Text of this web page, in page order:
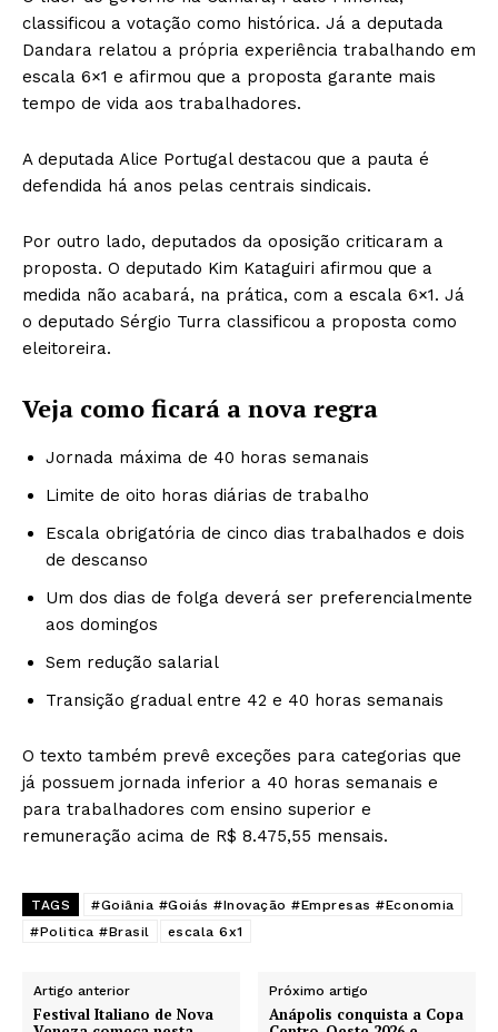
classificou a votação como histórica. Já a deputada
Dandara relatou a própria experiência trabalhando em
escala 6×1 e afirmou que a proposta garante mais
tempo de vida aos trabalhadores.
A deputada Alice Portugal destacou que a pauta é
defendida há anos pelas centrais sindicais.
Por outro lado, deputados da oposição criticaram a
proposta. O deputado Kim Kataguiri afirmou que a
medida não acabará, na prática, com a escala 6×1. Já
o deputado Sérgio Turra classificou a proposta como
eleitoreira.
Veja como ficará a nova regra
Jornada máxima de 40 horas semanais
Limite de oito horas diárias de trabalho
Escala obrigatória de cinco dias trabalhados e dois
de descanso
Um dos dias de folga deverá ser preferencialmente
aos domingos
Sem redução salarial
Transição gradual entre 42 e 40 horas semanais
O texto também prevê exceções para categorias que
já possuem jornada inferior a 40 horas semanais e
para trabalhadores com ensino superior e
remuneração acima de R$ 8.475,55 mensais.
TAGS
#Goiânia #Goiás #Inovação #Empresas #Economia
#Politica #Brasil
escala 6x1
Artigo anterior
Festival Italiano de Nova
Próximo artigo
Anápolis conquista a Copa